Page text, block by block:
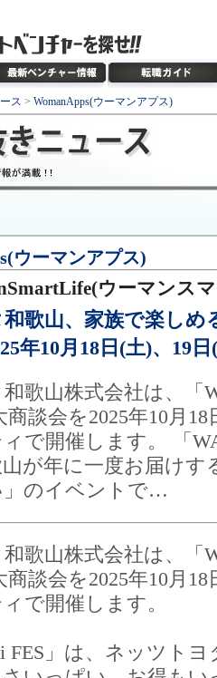
ス > WomanApps(ウーマンアプス)
ウーマンアプス)
ウーマンス
歌山、家族で楽しめ
年10月18日(土)、19
歌山株式会社は、「
談会を2025年10月
で開催します。 「
が年に一度お届けす
のイベントで…
歌山株式会社は、「
談会を2025年10月
で開催します。
FES」は、ネッツト